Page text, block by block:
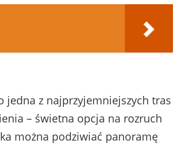
jedna z najprzyjemniejszych tras
– świetna opcja na rozruch
można podziwiać panoramę